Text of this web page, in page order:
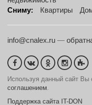
Сниму:
Квартиры
info@cnalex.ru —
Используя данный сайт Вы
соглашением.
Поддержка сайта IT-DON